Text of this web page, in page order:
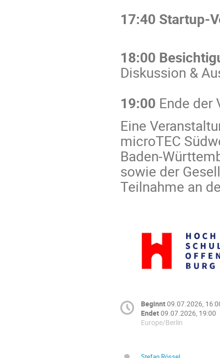
17:40 Startup-
18:00
Diskussion &
19:00 Ende der
Eine
microTEC
Baden-
sowie der
Teilnahme an
Beginnt09.07.2026,
Endet09.07.2026, 19:00
Europe/Berlin